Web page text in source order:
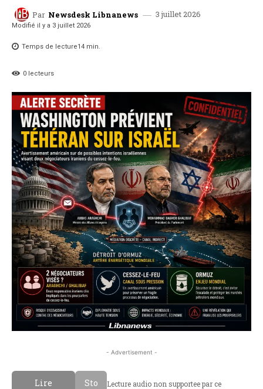
Par Newsdesk Libnanews 3 juillet 2026
Modifié il y a 3 juillet 2026
Temps de lecture14 min.
0 lecteurs
- Advertisement -
Lire
Sto
Lecture audio non supportee par ce